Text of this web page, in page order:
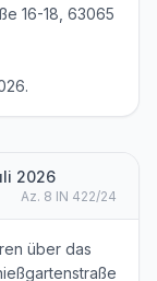
16-18, 63065
2026
Az. 8 IN 422/24
über das